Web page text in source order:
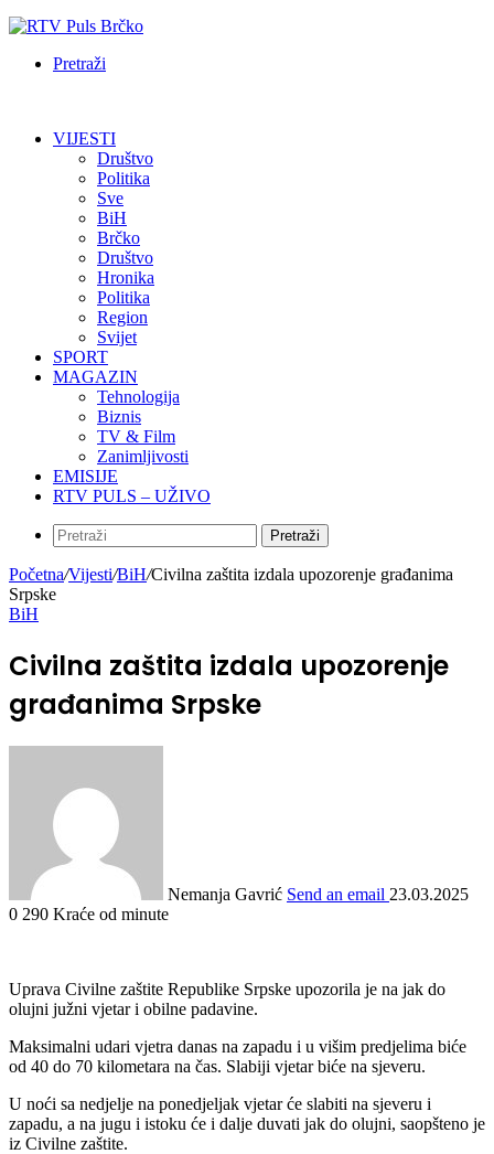
Pretraži
VIJESTI
Društvo
Politika
Sve
BiH
Brčko
Društvo
Hronika
Politika
Region
Svijet
SPORT
MAGAZIN
Tehnologija
Biznis
TV & Film
Zanimljivosti
EMISIJE
RTV PULS – UŽIVO
Pretraži
Početna/Vijesti/BiH/Civilna zaštita izdala upozorenje građanima
Srpske
BiH
Civilna zaštita izdala upozorenje
građanima Srpske
Nemanja Gavrić Send an email 23.03.2025
0 290 Kraće od minute
Uprava Civilne zaštite Republike Srpske upozorila je na jak do
olujni južni vjetar i obilne padavine.
Maksimalni udari vjetra danas na zapadu i u višim predjelima biće
od 40 do 70 kilometara na čas. Slabiji vjetar biće na sjeveru.
U noći sa nedjelje na ponedjeljak vjetar će slabiti na sjeveru i
zapadu, a na jugu i istoku će i dalje duvati jak do olujni, saopšteno je
iz Civilne zaštite.